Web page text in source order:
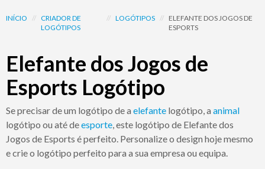
INÍCIO // CRIADOR DE
LOGÓTIPOS
// LOGÓTIPOS // ELEFANTE DOS JOGOS DE
ESPORTS
Elefante dos Jogos de
Esports Logótipo
Se precisar de um logótipo de a elefante logótipo, a animal
logótipo ou até deesporte, este logótipo de Elefante dos
Jogos de Esports é perfeito. Personalize o design hoje mesmo
e crie o logótipo perfeito para a sua empresa ou equipa.